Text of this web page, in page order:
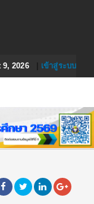
2026| เข้าสู่ระบบ